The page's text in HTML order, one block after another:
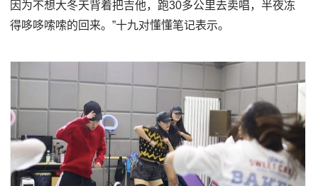
因为不想大冬天背着把吉他，跑30多公里去卖唱，半夜冻
得哆哆嗦嗦的回来。”十九对懂懂笔记表示。